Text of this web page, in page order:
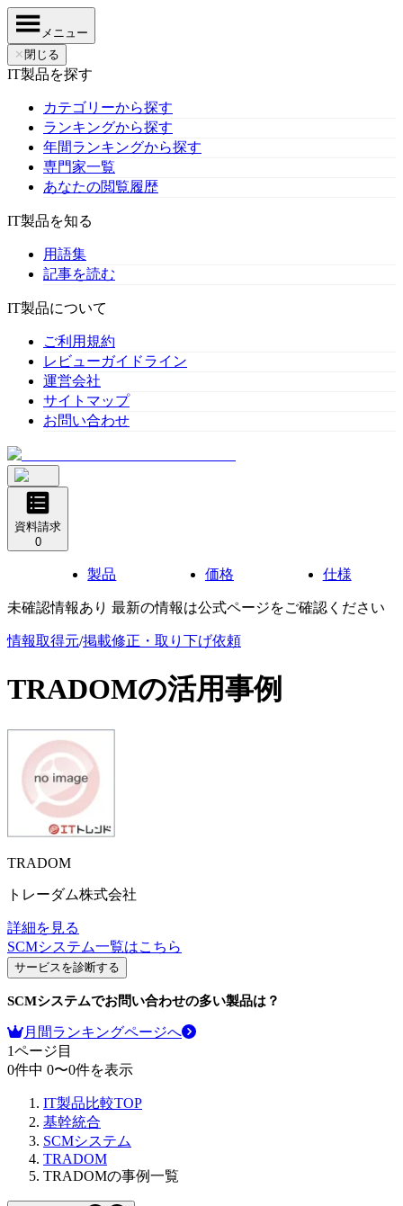
メニュー
✕ 閉じる
IT製品を探す
カテゴリーから探す
ランキングから探す
年間ランキングから探す
専門家一覧
あなたの閲覧履歴
IT製品を知る
用語集
記事を読む
IT製品について
ご利用規約
レビューガイドライン
運営会社
サイトマップ
お問い合わせ
資料請求
0
製品 価格 仕様
未確認情報あり 最新の情報は公式ページをご確認ください
情報取得元/掲載修正・取り下げ依頼
TRADOMの活用事例
TRADOM
トレーダム株式会社
詳細を見る
SCMシステム一覧はこちら
サービスを診断する
SCMシステムでお問い合わせの多い製品は？
月間ランキングページへ
1ページ目
0件中 0〜0件を表示
IT製品比較TOP
基幹統合
SCMシステム
TRADOM
TRADOMの事例一覧